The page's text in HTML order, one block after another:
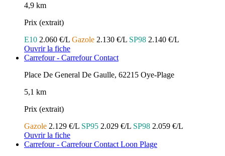
4,9 km
Prix (extrait)
E10 2.060 €/L Gazole 2.130 €/L SP98 2.140 €/L
Ouvrir la fiche
Carrefour - Carrefour Contact
Place De General De Gaulle, 62215 Oye-Plage
5,1 km
Prix (extrait)
Gazole 2.129 €/L SP95 2.029 €/L SP98 2.059 €/L
Ouvrir la fiche
Carrefour - Carrefour Contact Loon Plage